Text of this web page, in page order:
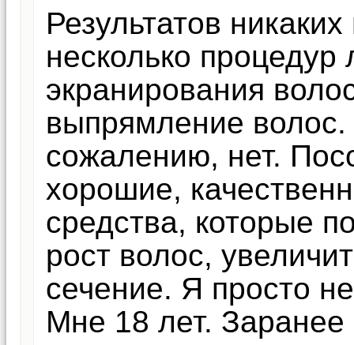
Результатов
несколько
экранирования
выпрямление волос.
сожалению, нет.
хорошие,
средства, которые
рост волос,
сечение. Я просто
Мне 18 лет. Заранее